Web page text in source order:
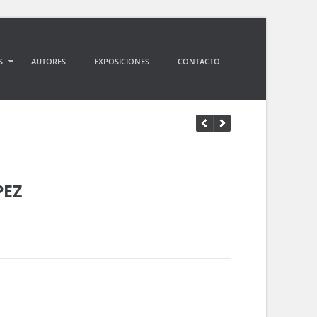
AUTORES EXPOSICIONES CONTACTO